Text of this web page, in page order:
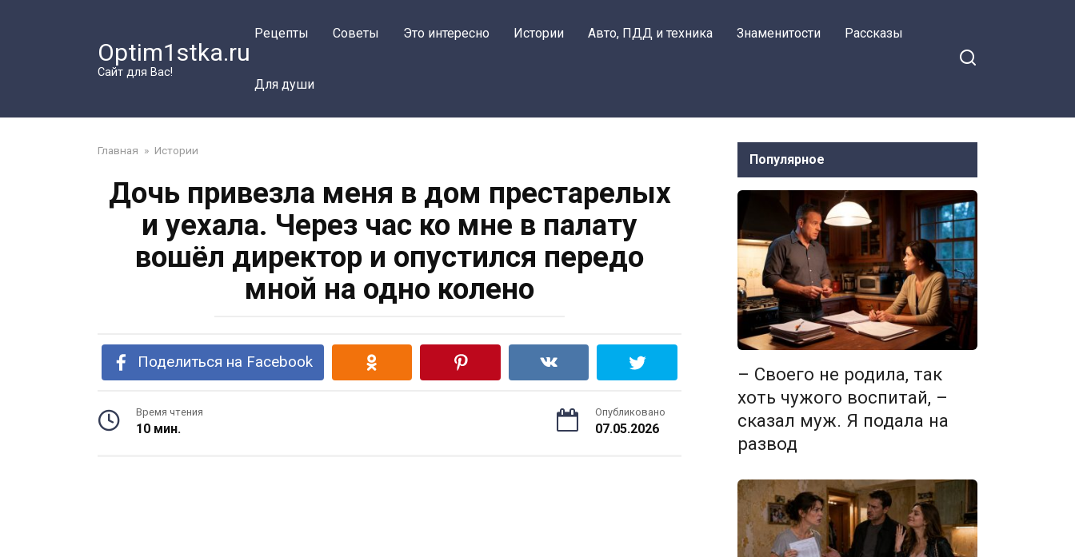
Optim1stka.ru
Сайт для Вас!
Рецепты Советы Это интересно Истории Авто, ПДД и техника Знаменитости Рассказы
Для души
Главная » Истории
Дочь привезла меня в дом престарелых
и уехала. Через час ко мне в палату
вошёл директор и опустился передо
мной на одно колено
Поделиться на Facebook
Время чтения
10 мин.
Опубликовано
07.05.2026
Популярное
– Своего не родила, так
хоть чужого воспитай, –
сказал муж. Я подала на
развод